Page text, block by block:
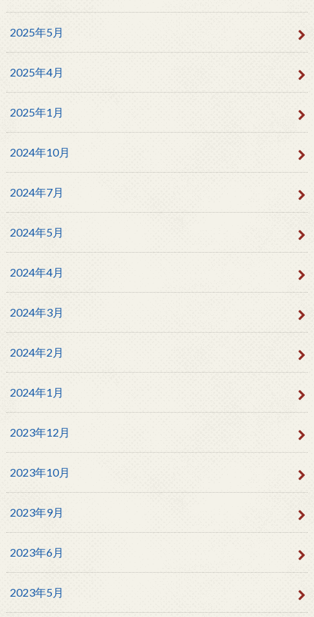
2025年5月
2025年4月
2025年1月
2024年10月
2024年7月
2024年5月
2024年4月
2024年3月
2024年2月
2024年1月
2023年12月
2023年10月
2023年9月
2023年6月
2023年5月